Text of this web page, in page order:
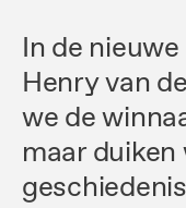
In de
Henry van
we de
maar